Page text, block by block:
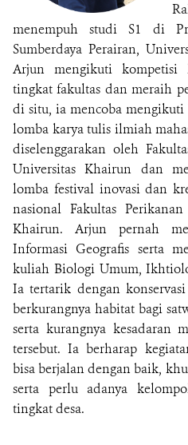
menempuh studi S1 di
Sumberdaya Perairan,
Arjun mengikuti
tingkat fakultas dan meraih
di situ, ia mencoba mengikuti
lomba karya tulis ilmiah
diselenggarakan oleh
Universitas Khairun dan
lomba festival inovasi dan
nasional Fakultas
Khairun. Arjun pernah
Informasi Geografis serta
kuliah Biologi Umum,
Ia tertarik dengan
berkurangnya habitat bagi
serta kurangnya kesadaran
tersebut. Ia berharap
bisa berjalan dengan baik,
serta perlu adanya
tingkat desa.